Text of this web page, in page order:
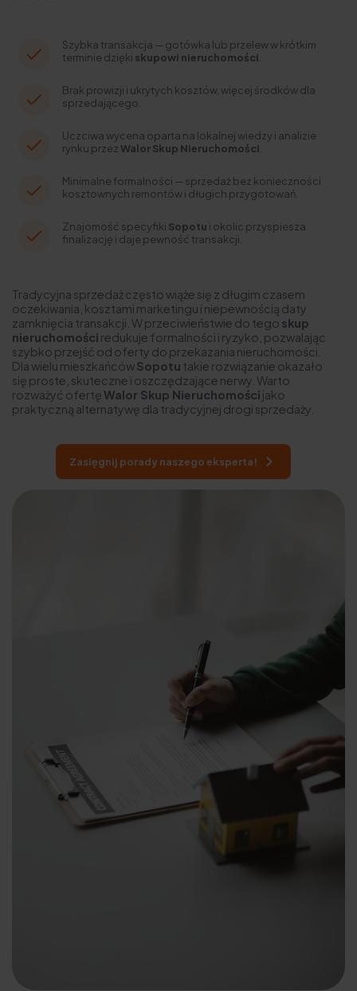
Szybka transakcja — gotówka lub przelew w krótkim
terminie dzięki skupowi nieruchomości
Brak prowizji i ukrytych kosztów, więcej środków dla
sprzedającego.
Uczciwa wycena oparta na lokalnej wiedzy i analizie
rynku przezWalor Skup Nieruchomości
Minimalne formalności — sprzedaż bez konieczności
kosztownych remontów i długich przygotowań.
Znajomość specyfiki Sopotu i okolic przyspiesza
finalizację i daje pewność transakcji.
Tradycyjna sprzedaż często wiąże się z długim czasem
oczekiwania, kosztami marketingu i niepewnością daty
zamknięcia transakcji. W przeciwieństwie do tego skup
nieruchomości redukuje formalności i ryzyko, pozwalając
szybko przejść od oferty do przekazania nieruchomości.
Dla wielu mieszkańcówSopotu takie rozwiązanie okazało
się proste, skuteczne i oszczędzające nerwy. Warto
rozważyć ofertęWalor Skup Nieruchomości jako
praktyczną alternatywę dla tradycyjnej drogi sprzedaży.
Zasięgnij porady naszego eksperta!